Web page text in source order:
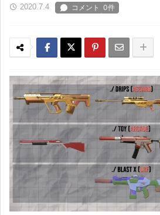
2020.7.4